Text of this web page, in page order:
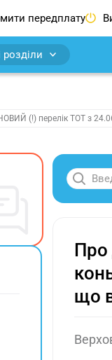
передплату
розділи
(!) перелік ТОТ з
Про
що